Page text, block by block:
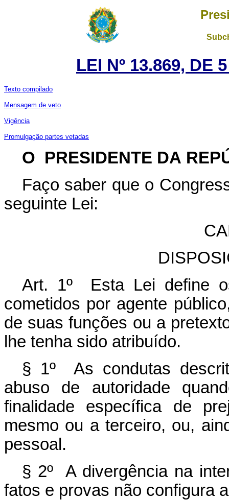
LEI Nº 13.869, DE
Texto compilado
Mensagem de veto
Vigência
Promulgação partes vetadas
O PRESIDENTE DA
Faço saber que o
seguinte Lei:
Art. 1º Esta Lei define
cometidos por agente
de suas funções ou a
lhe tenha sido atribuído.
§ 1º As condutas
abuso de autoridade
finalidade específica de
mesmo ou a terceiro, ou,
pessoal.
§ 2º A divergência na
fatos e provas não configura